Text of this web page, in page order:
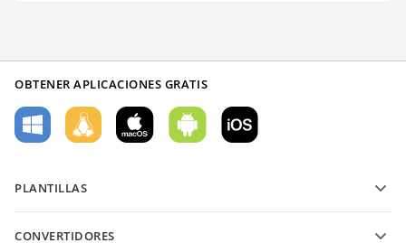
OBTENER APLICACIONES GRATIS
PLANTILLAS
CONVERTIDORES